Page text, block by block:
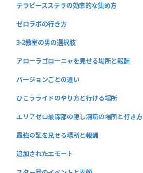
テラピースステラの効率的な集め方
ゼロラボの行き方
3-2教室の男の選択肢
アローラゴローニャを見せる場所と報酬
バージョンごとの違い
ひこうライドのやり方と行ける場所
エリアゼロ最深部の隠し洞窟の場所と行き方
最強の証を見せる場所と報酬
追加されたエモート